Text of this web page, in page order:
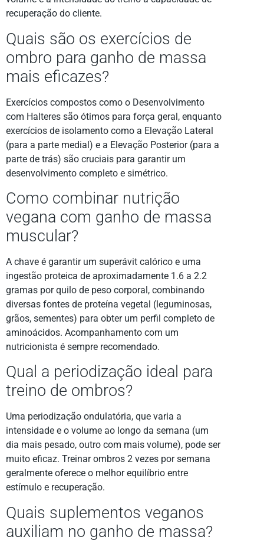
recuperação do cliente.
Quais são os exercícios de
ombro para ganho de massa
mais eficazes?
Exercícios compostos como o Desenvolvimento
com Halteres são ótimos para força geral, enquanto
exercícios de isolamento como a Elevação Lateral
(para a parte medial) e a Elevação Posterior (para a
parte de trás) são cruciais para garantir um
desenvolvimento completo e simétrico.
Como combinar nutrição
vegana com ganho de massa
muscular?
A chave é garantir um superávit calórico e uma
ingestão proteica de aproximadamente 1.6 a 2.2
gramas por quilo de peso corporal, combinando
diversas fontes de proteína vegetal (leguminosas,
grãos, sementes) para obter um perfil completo de
aminoácidos. Acompanhamento com um
nutricionista é sempre recomendado.
Qual a periodização ideal para
treino de ombros?
Uma periodização ondulatória, que varia a
intensidade e o volume ao longo da semana (um
dia mais pesado, outro com mais volume), pode ser
muito eficaz. Treinar ombros 2 vezes por semana
geralmente oferece o melhor equilíbrio entre
estímulo e recuperação.
Quais suplementos veganos
auxiliam no ganho de massa?